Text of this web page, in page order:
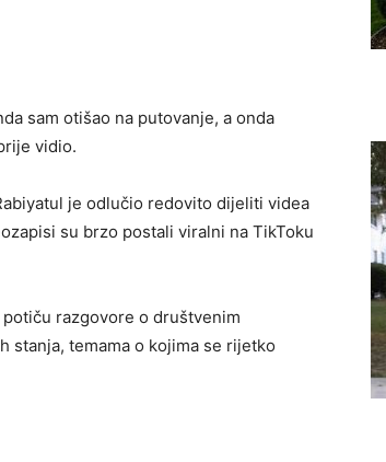
sam otišao na putovanje, a onda
vidio.
je odlučio redovito dijeliti videa
su brzo postali viralni na TikToku
razgovore o društvenim
stanja, temama o kojima se rijetko